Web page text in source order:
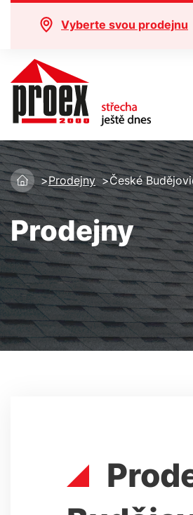
Vyberte svou prodejnu
Prodejny České
Prodejny